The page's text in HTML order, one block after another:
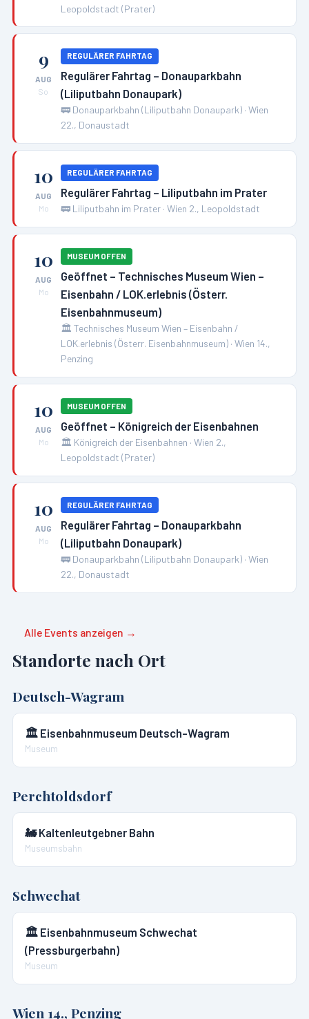
Leopoldstadt (Prater)
9
AUG
So
REGULÄRER FAHRTAG
Regulärer Fahrtag – Donauparkbahn
(Liliputbahn Donaupark)
🚃 Donauparkbahn (Liliputbahn Donaupark) ·Wien
22., Donaustadt
10
AUG
Mo
REGULÄRER FAHRTAG
Regulärer Fahrtag – Liliputbahn im Prater
🚃 Liliputbahn im Prater ·Wien 2., Leopoldstadt
10
AUG
Mo
MUSEUM OFFEN
Geöffnet – Technisches Museum Wien –
Eisenbahn / LOK.erlebnis (Österr.
Eisenbahnmuseum)
🏛️ Technisches Museum Wien – Eisenbahn /
LOK.erlebnis (Österr. Eisenbahnmuseum) ·Wien 14.,
Penzing
10
AUG
Mo
MUSEUM OFFEN
Geöffnet – Königreich der Eisenbahnen
🏛️ Königreich der Eisenbahnen ·Wien 2.,
Leopoldstadt (Prater)
10
AUG
Mo
REGULÄRER FAHRTAG
Regulärer Fahrtag – Donauparkbahn
(Liliputbahn Donaupark)
🚃 Donauparkbahn (Liliputbahn Donaupark) ·Wien
22., Donaustadt
Alle Events anzeigen →
Standorte nach Ort
Deutsch-Wagram
🏛️ Eisenbahnmuseum Deutsch-Wagram
Museum
Perchtoldsdorf
🚂Kaltenleutgebner Bahn
Museumsbahn
Schwechat
🏛️ Eisenbahnmuseum Schwechat
(Pressburgerbahn)
Museum
Wien 14., Penzing